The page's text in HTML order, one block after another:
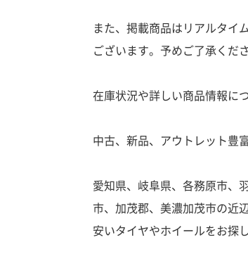
また、掲載商品はリアルタイ
ございます。予めご了承くださ
在庫状況や詳しい商品情報に
中古、新品、アウトレット豊
愛知県、岐阜県、各務原市、
市、加茂郡、美濃加茂市の近
安いタイヤやホイールをお探